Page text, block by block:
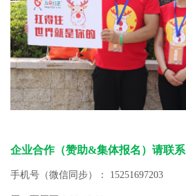
企业合作（赞助&集体报名）请联系
手机号（微信同步）： 15251697203